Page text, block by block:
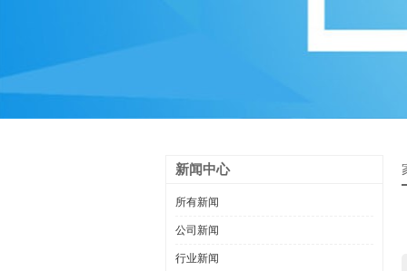
新闻中心
所有新闻
公司新闻
行业新闻